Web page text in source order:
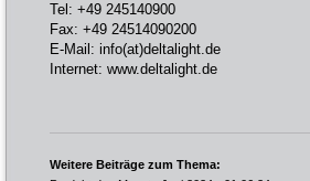
Tel: +49 245140900
Fax: +49 24514090200
E-Mail: info(at)deltalight.de
Internet: www.deltalight.de
Weitere Beiträge zum Thema: